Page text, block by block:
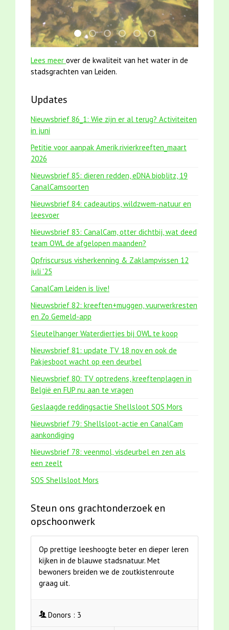
jun2021 28 brasem en rietvoorns 4a
mei2021 watervogelmethode fuut met
jun2021 zaklv 5 snoekje MOOI
mei2021 1 snoekje elly
smoelenboek fifi en
karper met
Lees meer over de kwaliteit van het water in de
stadsgrachten van Leiden.
Updates
Nieuwsbrief 86_1: Wie zijn er al terug? Activiteiten
in juni
Petitie voor aanpak Amerik.rivierkreeften_maart
2026
Nieuwsbrief 85: dieren redden, eDNA bioblitz, 19
CanalCamsoorten
Nieuwsbrief 84: cadeautips, wildzwem-natuur en
leesvoer
Nieuwsbrief 83: CanalCam, otter dichtbij, wat deed
team OWL de afgelopen maanden?
Opfriscursus visherkenning & Zaklampvissen 12
juli '25
CanalCam Leiden is live!
Nieuwsbrief 82: kreeften+muggen, vuurwerkresten
en Zo Gemeld-app
Sleutelhanger Waterdiertjes bij OWL te koop
Nieuwsbrief 81: update TV 18 nov en ook de
Pakjesboot wacht op een deurbel
Nieuwsbrief 80: TV optredens, kreeftenplagen in
België en FUP nu aan te vragen
Geslaagde reddingsactie Shellsloot SOS Mors
Nieuwsbrief 79: Shellsloot-actie en CanalCam
aankondiging
Nieuwsbrief 78: veenmol, visdeurbel en zen als
een zeelt
SOS Shellsloot Mors
Steun ons grachtonderzoek en
opschoonwerk
Op prettige leeshoogte beter en dieper leren
kijken in de blauwe stadsnatuur. Met
bewoners breiden we de zoutkistenroute
graag uit.
Donors : 3